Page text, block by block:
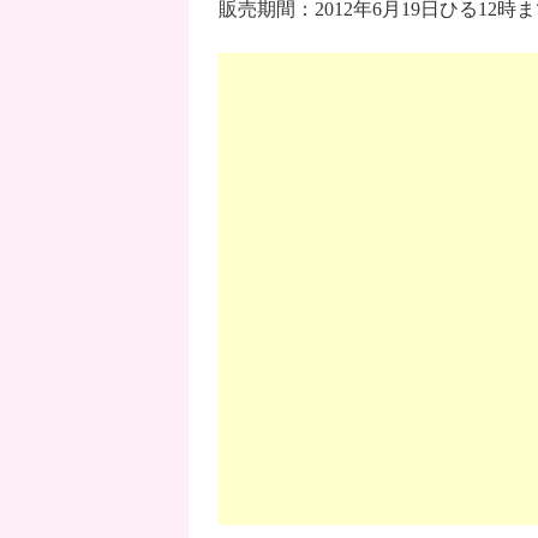
販売期間：2012年6月19日ひる12時ま